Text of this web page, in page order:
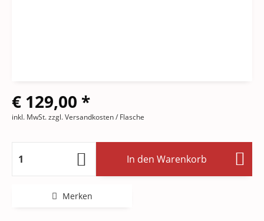
€ 129,00 *
inkl. MwSt.zzgl. Versandkosten/ Flasche
In den Warenkorb
Merken